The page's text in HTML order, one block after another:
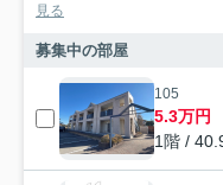
見る
募集中の部屋
105
5.3万円
1階 /